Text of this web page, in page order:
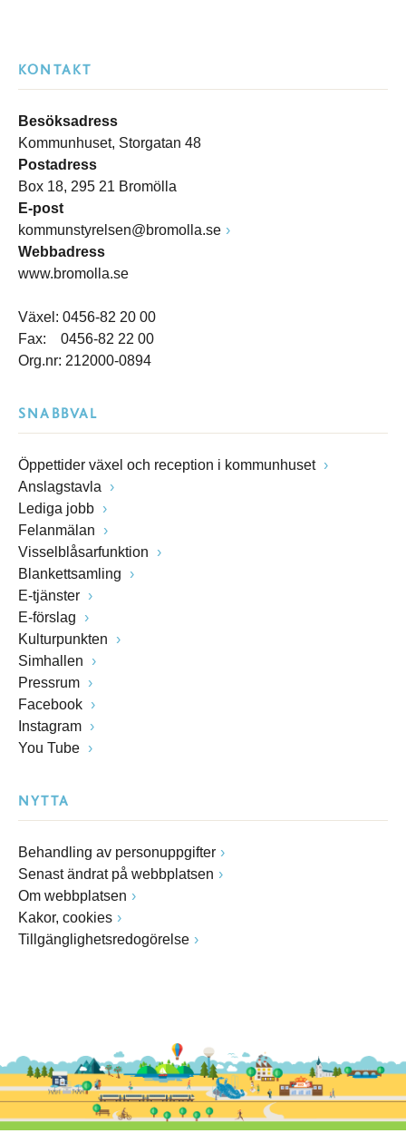
KONTAKT
Besöksadress
Kommunhuset, Storgatan 48
Postadress
Box 18, 295 21 Bromölla
E-post
kommunstyrelsen@bromolla.se
Webbadress
www.bromolla.se
Växel: 0456-82 20 00
Fax: 0456-82 22 00
Org.nr: 212000-0894
SNABBVAL
Öppettider växel och reception i kommunhuset
Anslagstavla
Lediga jobb
Felanmälan
Visselblåsarfunktion
Blankettsamling
E-tjänster
E-förslag
Kulturpunkten
Simhallen
Pressrum
Facebook
Instagram
You Tube
NYTTA
Behandling av personuppgifter
Senast ändrat på webbplatsen
Om webbplatsen
Kakor, cookies
Tillgänglighetsredogörelse